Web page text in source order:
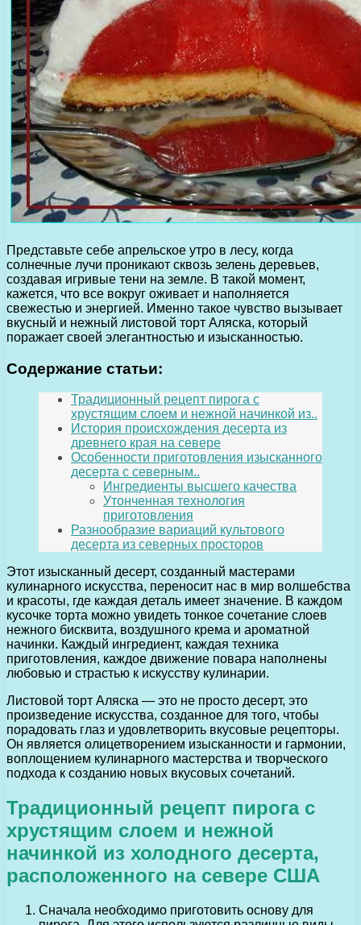
Представьте себе апрельское утро в лесу, когда
солнечные лучи проникают сквозь зелень деревьев,
создавая игривые тени на земле. В такой момент,
кажется, что все вокруг оживает и наполняется
свежестью и энергией. Именно такое чувство вызывает
вкусный и нежный листовой торт Аляска, который
поражает своей элегантностью и изысканностью.
Содержание статьи:
Традиционный рецепт пирога с
хрустящим слоем и нежной начинкой из..
История происхождения десерта из
древнего края на севере
Особенности приготовления изысканного
десерта с северным..
Ингредиенты высшего качества
Утонченная технология
приготовления
Разнообразие вариаций культового
десерта из северных просторов
Этот изысканный десерт, созданный мастерами
кулинарного искусства, переносит нас в мир волшебства
и красоты, где каждая деталь имеет значение. В каждом
кусочке торта можно увидеть тонкое сочетание слоев
нежного бисквита, воздушного крема и ароматной
начинки. Каждый ингредиент, каждая техника
приготовления, каждое движение повара наполнены
любовью и страстью к искусству кулинарии.
Листовой торт Аляска — это не просто десерт, это
произведение искусства, созданное для того, чтобы
порадовать глаз и удовлетворить вкусовые рецепторы.
Он является олицетворением изысканности и гармонии,
воплощением кулинарного мастерства и творческого
подхода к созданию новых вкусовых сочетаний.
Традиционный рецепт пирога с
хрустящим слоем и нежной
начинкой из холодного десерта,
расположенного на севере США
Сначала необходимо приготовить основу для